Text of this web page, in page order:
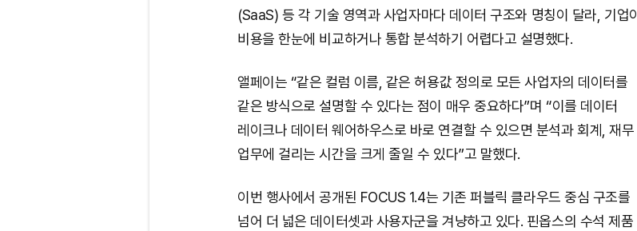
(SaaS) 등 각 기술 영역과 사업자마다 데이터 구조와 명칭이 달라, 기업이
비용을 한눈에 비교하거나 통합 분석하기 어렵다고 설명했다.
앨페이는 “같은 컬럼 이름, 같은 허용값 정의로 모든 사업자의 데이터를
같은 방식으로 설명할 수 있다는 점이 매우 중요하다”며 “이를 데이터
레이크나 데이터 웨어하우스로 바로 연결할 수 있으면 분석과 회계, 재무
업무에 걸리는 시간을 크게 줄일 수 있다”고 말했다.
이번 행사에서 공개된 FOCUS 1.4는 기존 퍼블릭 클라우드 중심 구조를
넘어 더 넓은 데이터셋과 사용자군을 겨냥하고 있다. 핀옵스의 수석 제품